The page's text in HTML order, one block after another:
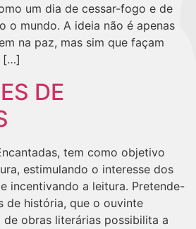
um dia de cessar-fogo e de
o mundo. A ideia não é apenas
na paz, mas sim que façam
[…]
DE
tem como objetivo
estimulando o interesse dos
incentivando a leitura. Pretende-
de história, que o ouvinte
obras literárias possibilita a